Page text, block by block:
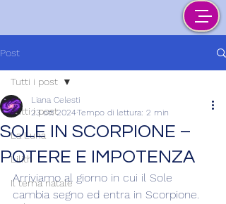
Post
Tutti i post
La Luna
Lilith
Il tema natale
Tutti i post
SOLE IN SCORPIONE –
POTERE E IMPOTENZA
Liana Celesti
23 ott 2024Tempo di lettura: 2 min
Arriviamo al giorno in cui il Sole
cambia segno ed entra in Scorpione.